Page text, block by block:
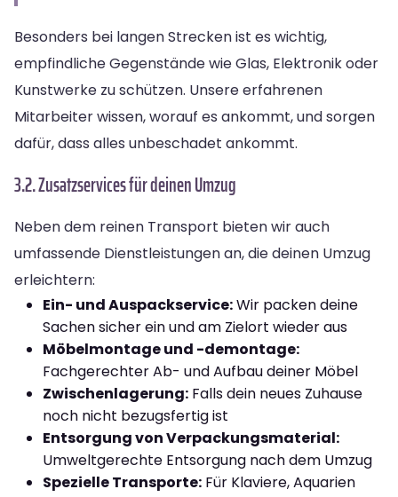
Besonders bei langen Strecken ist es wichtig,
empfindliche Gegenstände wie Glas, Elektronik oder
Kunstwerke zu schützen. Unsere erfahrenen
Mitarbeiter wissen, worauf es ankommt, und sorgen
dafür, dass alles unbeschadet ankommt.
3.2. Zusatzservices für deinen Umzug
Neben dem reinen Transport bieten wir auch
umfassende Dienstleistungen an, die deinen Umzug
erleichtern:
Ein- und Auspackservice:Wir packen deine
Sachen sicher ein und am Zielort wieder aus
Möbelmontage und -demontage:
Fachgerechter Ab- und Aufbau deiner Möbel
Zwischenlagerung: Falls dein neues Zuhause
noch nicht bezugsfertig ist
Entsorgung von Verpackungsmaterial:
Umweltgerechte Entsorgung nach dem Umzug
Spezielle Transporte: Für Klaviere, Aquarien